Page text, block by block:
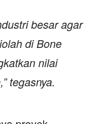
besar agar
di Bone
nilai
tegasnya.